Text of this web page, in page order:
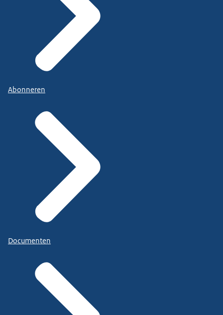
Abonneren
Documenten